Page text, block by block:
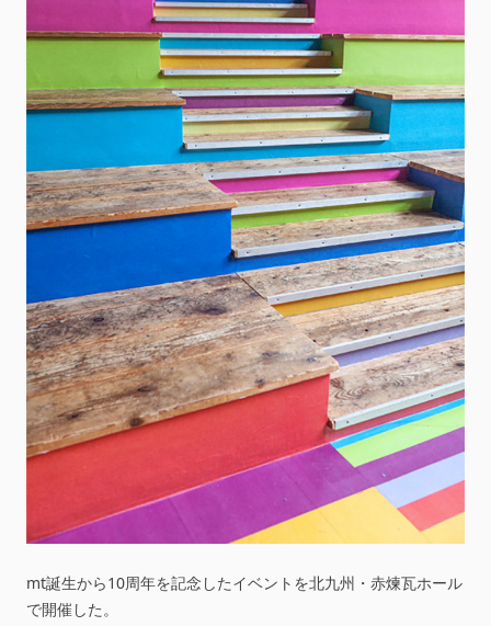
mt誕生から10周年を記念したイベントを北九州・赤煉瓦ホール
で開催した。